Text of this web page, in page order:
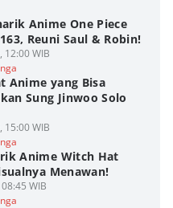
Anime One Piece
Reuni Saul & Robin!
12:00 WIB
Anime yang Bisa
Sung Jinwoo Solo
15:00 WIB
Anime Witch Hat
Menawan!
WIB